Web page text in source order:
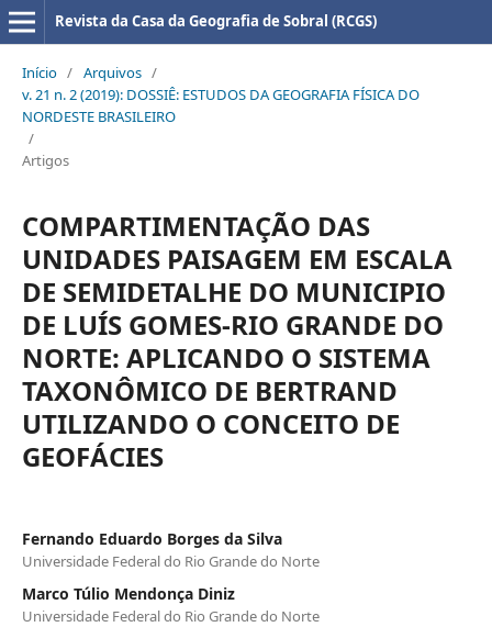
Revista da Casa da Geografia de Sobral (RCGS)
Início / Arquivos /
v. 21 n. 2 (2019): DOSSIÊ: ESTUDOS DA GEOGRAFIA FÍSICA DO
NORDESTE BRASILEIRO
/
Artigos
COMPARTIMENTAÇÃO DAS
UNIDADES PAISAGEM EM ESCALA
DE SEMIDETALHE DO MUNICIPIO
DE LUÍS GOMES-RIO GRANDE DO
NORTE: APLICANDO O SISTEMA
TAXONÔMICO DE BERTRAND
UTILIZANDO O CONCEITO DE
GEOFÁCIES
Fernando Eduardo Borges da Silva
Universidade Federal do Rio Grande do Norte
Marco Túlio Mendonça Diniz
Universidade Federal do Rio Grande do Norte